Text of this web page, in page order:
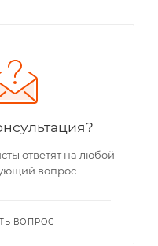
ответят на любой
вопрос
ВОПРОС